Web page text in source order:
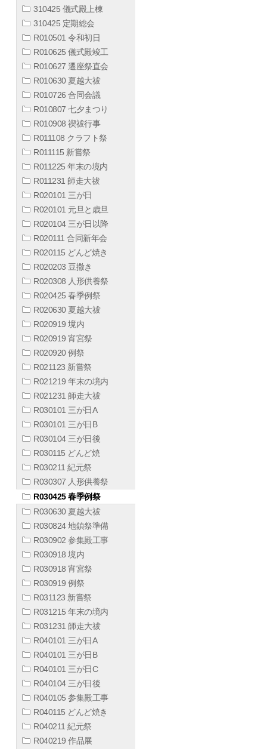
310425 儀式殿上棟
310425 定期総会
R010501 令和初日
R010625 儀式殿竣工
R010627 遷座祭直会
R010630 夏越大祓
R010726 合同会議
R010807 七夕まつり
R010908 禊祓行事
R011108 クラフト祭
R011115 新嘗祭
R011225 年末の境内
R011231 師走大祓
R020101 三が日
R020101 元旦と歳旦
R020104 三が日以降
R020111 合同新年会
R020115 どんど焼き
R020203 豆撒き
R020308 人形供養祭
R020425 春季例祭
R020630 夏越大祓
R020919 境内
R020919 宵宮祭
R020920 例祭
R021123 新嘗祭
R021219 年末の境内
R021231 師走大祓
R030101 三が日A
R030101 三が日B
R030104 三が日後
R030115 どんど焼
R030211 紀元祭
R030307 人形供養祭
R030425 春季例祭
R030630 夏越大祓
R030824 地鎮祭準備
R030902 参集殿工事
R030918 境内
R030918 宵宮祭
R030919 例祭
R031123 新嘗祭
R031215 年末の境内
R031231 師走大祓
R040101 三が日A
R040101 三が日B
R040101 三が日C
R040104 三が日後
R040105 参集殿工事
R040115 どんど焼き
R040211 紀元祭
R040219 作品展